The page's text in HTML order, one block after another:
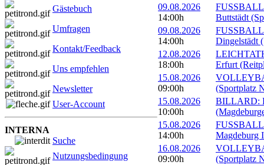
Gästebuch
Umfragen
Kontakt/Feedback
Uns empfehlen
Newsletter
User-Account
INTERNA
Suche
Nutzungsbedingung
09.08.2026
14:00h
Buttstädt
09.08.2026
14:00h
Dingelstädt
12.08.2026
18:00h
Erfurt
15.08.2026
09:00h
(Sportplatz
15.08.2026
10:00h
BILLARD:
15.08.2026
14:00h
Magdeburg
16.08.2026
09:00h
(Sportplatz